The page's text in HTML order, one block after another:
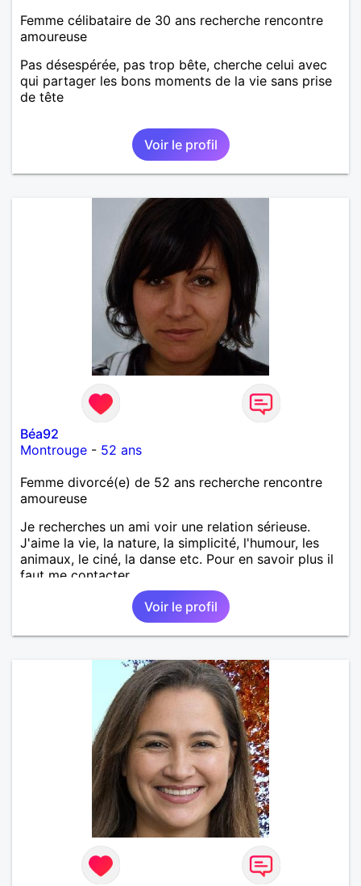
Femme célibataire de 30 ans recherche rencontre
amoureuse
Pas désespérée, pas trop bête, cherche celui avec
qui partager les bons moments de la vie sans prise
de tête
Voir le profil
Béa92
Montrouge - 52 ans
Femme divorcé(e) de 52 ans recherche rencontre
amoureuse
Je recherches un ami voir une relation sérieuse.
J'aime la vie, la nature, la simplicité, l'humour, les
animaux, le ciné, la danse etc. Pour en savoir plus il
faut me contacter.
Voir le profil